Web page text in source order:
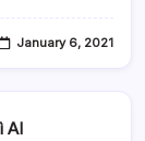
January 6, 2021
AI